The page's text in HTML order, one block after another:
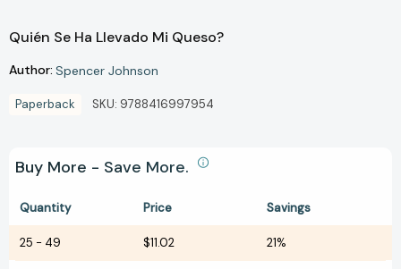
Quién Se Ha Llevado Mi Queso?
Author: Spencer Johnson
Paperback SKU: 9788416997954
Buy More - Save More.
Quantity Price Savings
25 - 49 $11.02 21%